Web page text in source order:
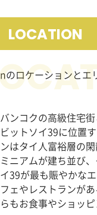
LOCATION
のロケーションとエ
ンコクの高級住宅
ットソイ39に位置
はタイ人富裕層の
ニアムが建ち並び
39が最も賑やかな
ェやレストランが
もお食事やショッ